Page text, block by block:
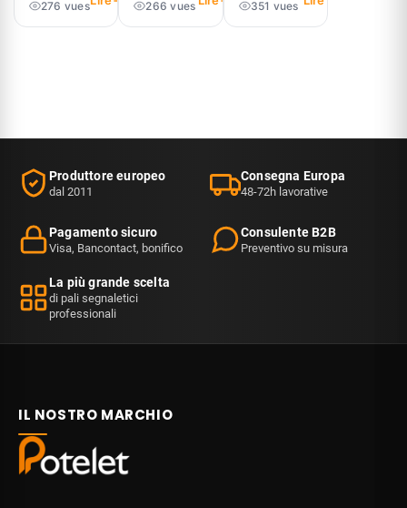
rimovibile: il
276 vues
ogni
terminazione
266 vues
copripaletto
dei pali di
351 vues
Produttore europeo
dal 2011
Consegna Europa
48-72h lavorative
Pagamento sicuro
Visa, Bancontact, bonifico
Consulente B2B
Preventivo su misura
La più grande scelta
di pali segnaletici
professionali
IL NOSTRO MARCHIO